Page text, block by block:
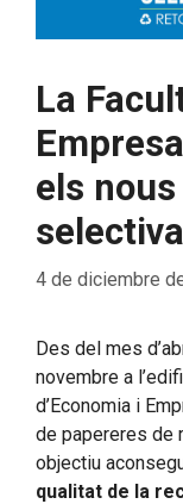
La
els
selectiva
4 de diciembre
Des del mes
novembre a
d’Economia i
de papereres de
objectiu
qualitat de la